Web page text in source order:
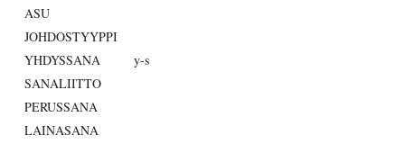
ASU
JOHDOSTYYPPI
YHDYSSANA
y-s
SANALIITTO
PERUSSANA
LAINASANA